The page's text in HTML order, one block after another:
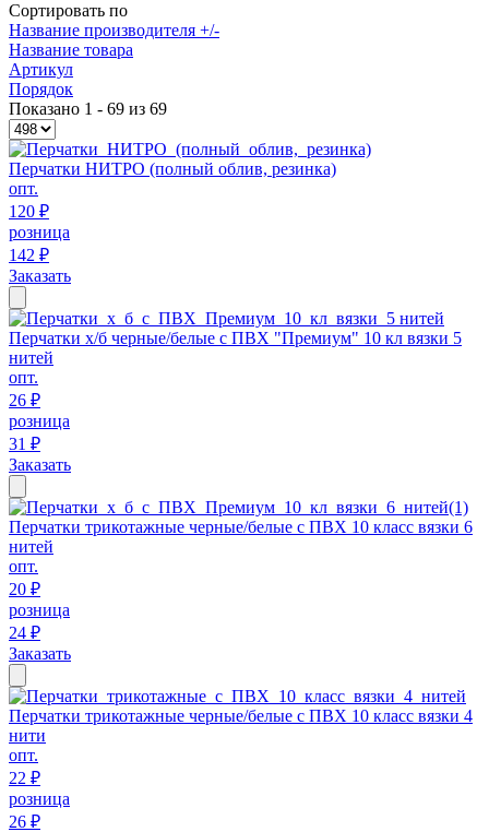
Сортировать по
Название производителя +/-
Название товара
Артикул
Порядок
Показано 1 - 69 из 69
Перчатки НИТРО (полный облив, резинка)
опт.
120 ₽
розница
142 ₽
Заказать
Перчатки х/б черные/белые с ПВХ "Премиум" 10 кл вязки 5
нитей
опт.
26 ₽
розница
31 ₽
Заказать
Перчатки трикотажные черные/белые с ПВХ 10 класс вязки 6
нитей
опт.
20 ₽
розница
24 ₽
Заказать
Перчатки трикотажные черные/белые с ПВХ 10 класс вязки 4
нити
опт.
22 ₽
розница
26 ₽